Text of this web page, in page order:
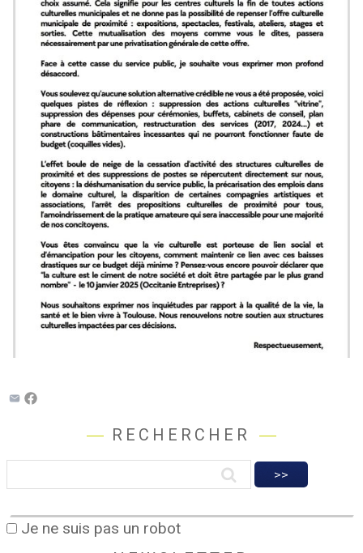
RECHERCHER
Je ne suis pas un robot